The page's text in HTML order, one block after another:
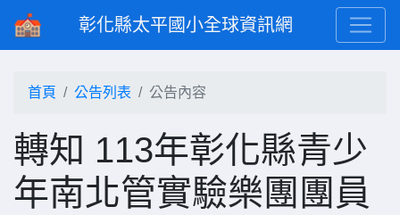
彰化縣太平國小全球資訊網
首頁 公告列表 公告內容
轉知 113年彰化縣青少
年南北管實驗樂團團員